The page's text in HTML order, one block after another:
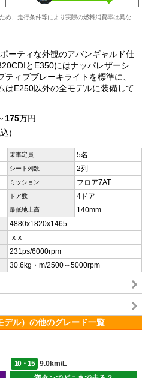
め、走行条件等により実際の燃料消費率は異な
ーティな外観のアバンギャルド仕
とE350にはナッパレザーシ
ィブブレーキライトを標準に、
はE250以外の全モデルに装備して
175万円
)
乗車定員 5名
シート列数 2列
ミッション フロア7AT
ドア数 4ドア
最低地上高 140mm
4880x1820x1465
-x-x-
231ps/6000rpm
30.6kg・m/2500～5000rpm
デル）の他のグレード一覧
10・15
9.0km/L